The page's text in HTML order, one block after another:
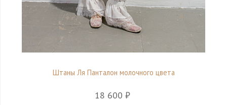
Штаны Ля Панталон молочного цвета
18 600 ₽